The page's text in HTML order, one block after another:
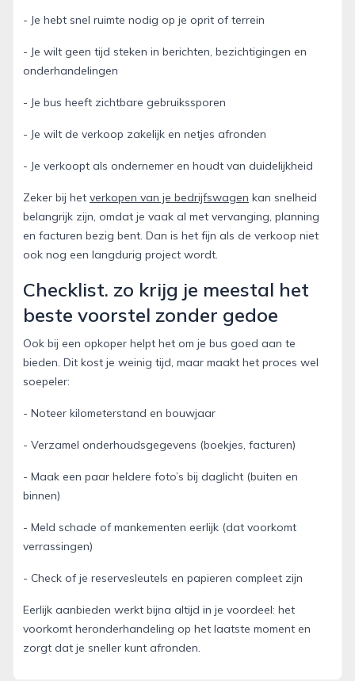
- Je hebt snel ruimte nodig op je oprit of terrein
- Je wilt geen tijd steken in berichten, bezichtigingen en
onderhandelingen
- Je bus heeft zichtbare gebruikssporen
- Je wilt de verkoop zakelijk en netjes afronden
- Je verkoopt als ondernemer en houdt van duidelijkheid
Zeker bij het verkopen van je bedrijfswagen kan snelheid
belangrijk zijn, omdat je vaak al met vervanging, planning
en facturen bezig bent. Dan is het fijn als de verkoop niet
ook nog een langdurig project wordt.
Checklist. zo krijg je meestal het
beste voorstel zonder gedoe
Ook bij een opkoper helpt het om je bus goed aan te
bieden. Dit kost je weinig tijd, maar maakt het proces wel
soepeler:
- Noteer kilometerstand en bouwjaar
- Verzamel onderhoudsgegevens (boekjes, facturen)
- Maak een paar heldere foto’s bij daglicht (buiten en
binnen)
- Meld schade of mankementen eerlijk (dat voorkomt
verrassingen)
- Check of je reservesleutels en papieren compleet zijn
Eerlijk aanbieden werkt bijna altijd in je voordeel: het
voorkomt heronderhandeling op het laatste moment en
zorgt dat je sneller kunt afronden.